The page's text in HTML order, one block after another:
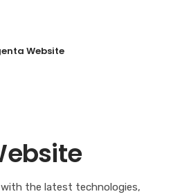
Website
the latest technologies,